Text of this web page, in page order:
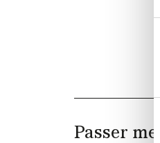
Passer med